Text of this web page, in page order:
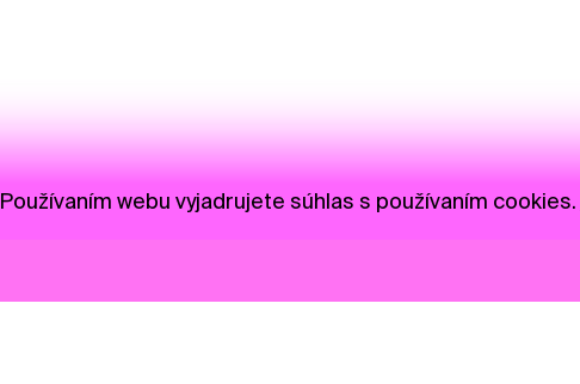
Používaním webu vyjadrujete súhlas s používaním cookies.